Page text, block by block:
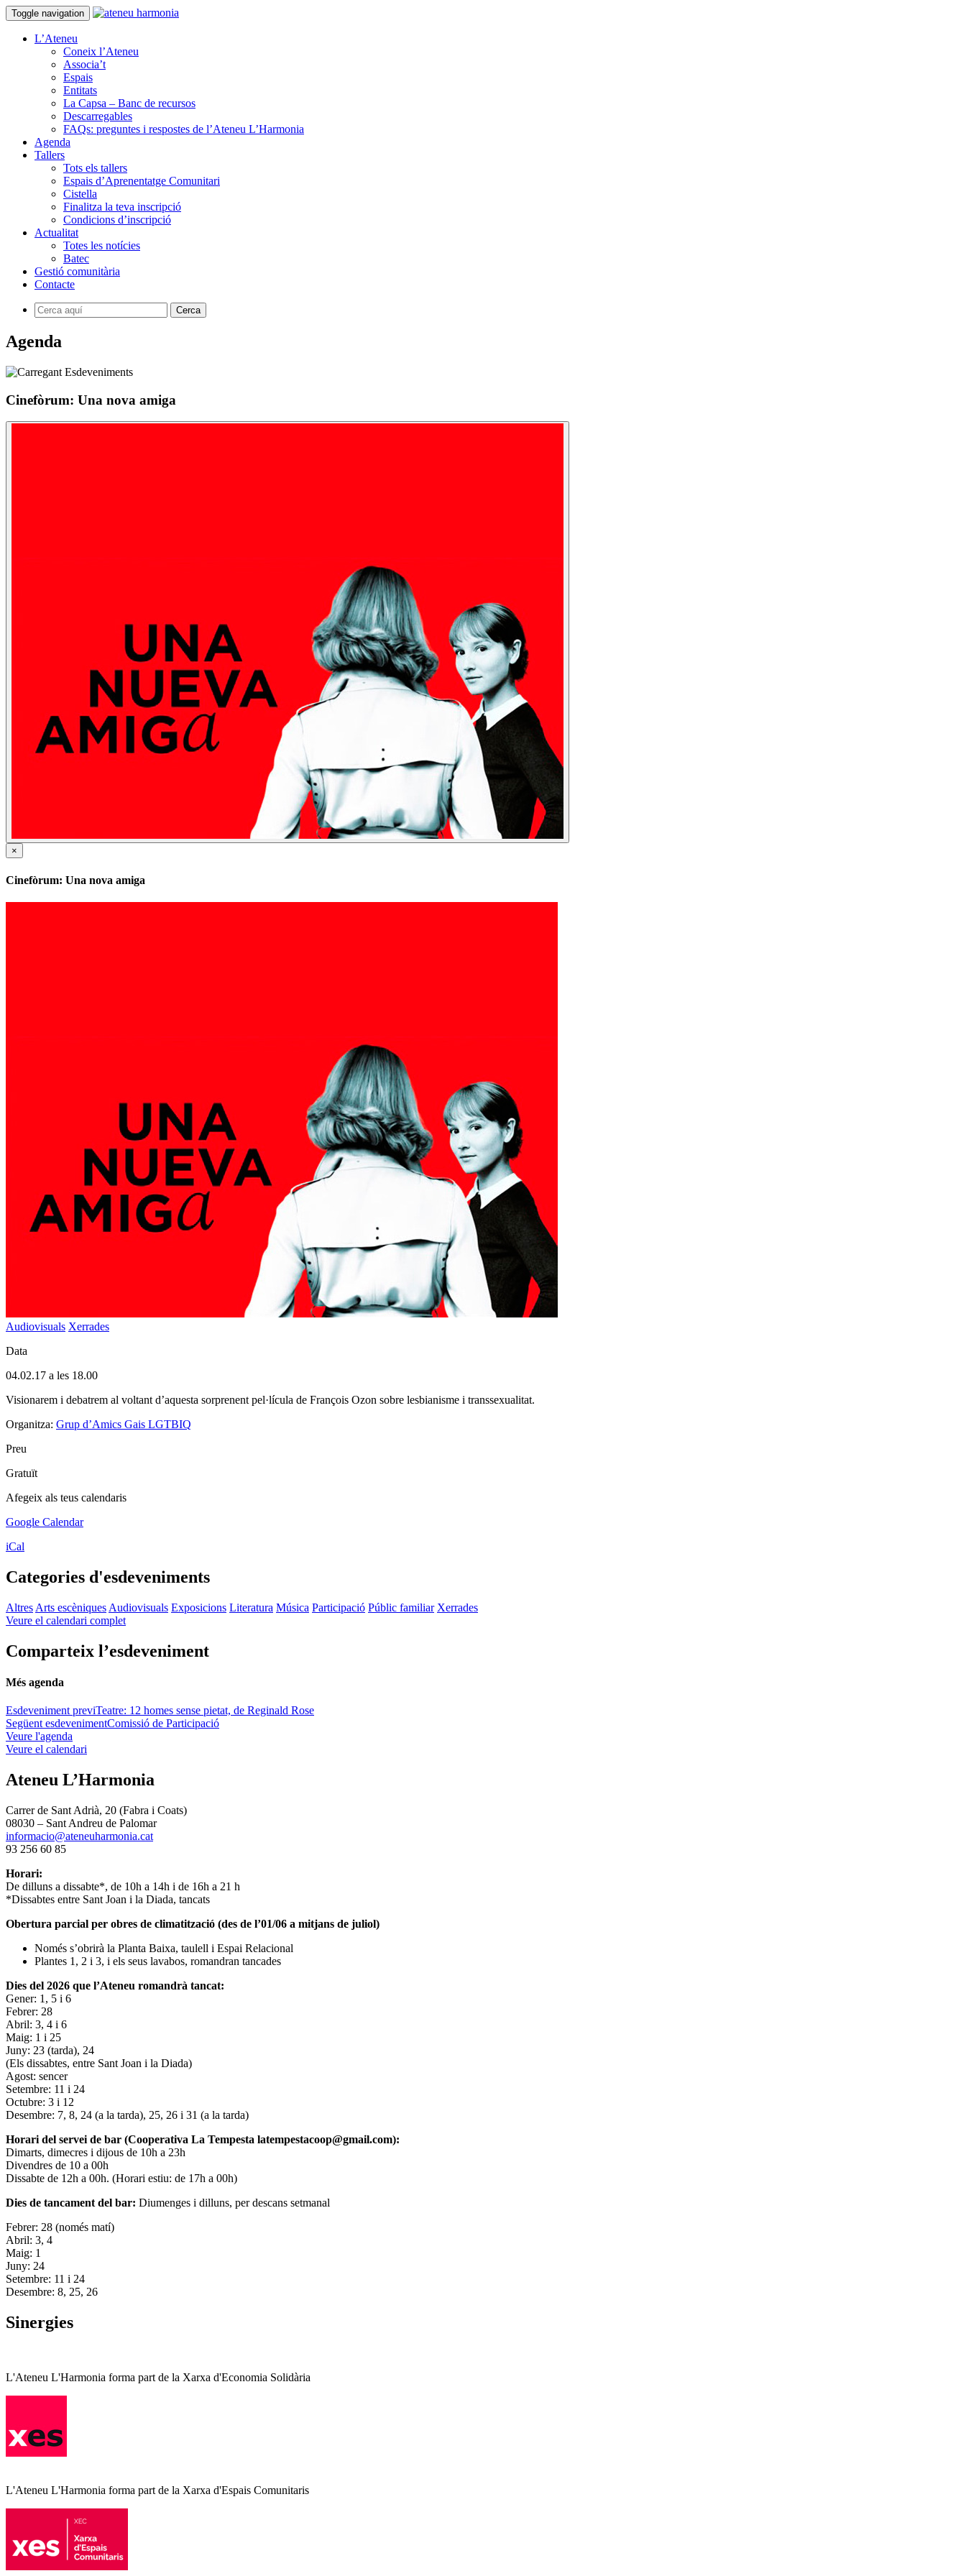
Toggle navigation
L’Ateneu
Coneix l’Ateneu
Associa’t
Espais
Entitats
La Capsa – Banc de recursos
Descarregables
FAQs: preguntes i respostes de l’Ateneu L’Harmonia
Agenda
Tallers
Tots els tallers
Espais d’Aprenentatge Comunitari
Cistella
Finalitza la teva inscripció
Condicions d’inscripció
Actualitat
Totes les notícies
Batec
Gestió comunitària
Contacte
Agenda
Cinefòrum: Una nova amiga
×
Cinefòrum: Una nova amiga
Audiovisuals Xerrades
Data
04.02.17 a les 18.00
Visionarem i debatrem al voltant d’aquesta sorprenent pel·lícula de François Ozon sobre lesbianisme i transsexualitat.
Organitza: Grup d’Amics Gais LGTBIQ
Preu
Gratuït
Afegeix als teus calendaris
Google Calendar
iCal
Categories d'esdeveniments
Altres Arts escèniques Audiovisuals Exposicions Literatura Música Participació Públic familiar Xerrades
Veure el calendari complet
Comparteix l’esdeveniment
Més agenda
Esdeveniment previTeatre: 12 homes sense pietat, de Reginald Rose
Següent esdevenimentComissió de Participació
Veure l'agenda
Veure el calendari
Ateneu L’Harmonia
Carrer de Sant Adrià, 20 (Fabra i Coats)
08030 – Sant Andreu de Palomar
informacio@ateneuharmonia.cat
93 256 60 85
Horari:
De dilluns a dissabte*, de 10h a 14h i de 16h a 21 h
*Dissabtes entre Sant Joan i la Diada, tancats
Obertura parcial per obres de climatització (des de l’01/06 a mitjans de juliol)
Només s’obrirà la Planta Baixa, taulell i Espai Relacional
Plantes 1, 2 i 3, i els seus lavabos, romandran tancades
Dies del 2026 que l’Ateneu romandrà tancat:
Gener: 1, 5 i 6
Febrer: 28
Abril: 3, 4 i 6
Maig: 1 i 25
Juny: 23 (tarda), 24
(Els dissabtes, entre Sant Joan i la Diada)
Agost: sencer
Setembre: 11 i 24
Octubre: 3 i 12
Desembre: 7, 8, 24 (a la tarda), 25, 26 i 31 (a la tarda)
Horari del servei de bar (Cooperativa La Tempesta latempestacoop@gmail.com):
Dimarts, dimecres i dijous de 10h a 23h
Divendres de 10 a 00h
Dissabte de 12h a 00h. (Horari estiu: de 17h a 00h)
Dies de tancament del bar: Diumenges i dilluns, per descans setmanal
Febrer: 28 (només matí)
Abril: 3, 4
Maig: 1
Juny: 24
Setembre: 11 i 24
Desembre: 8, 25, 26
Sinergies
L'Ateneu L'Harmonia forma part de la Xarxa d'Economia Solidària
L'Ateneu L'Harmonia forma part de la Xarxa d'Espais Comunitaris